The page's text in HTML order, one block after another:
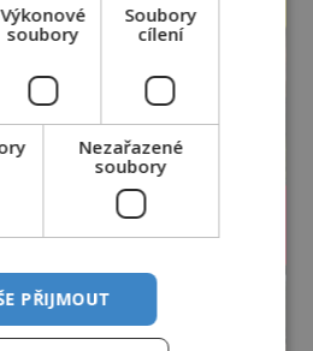
Výkonové
soubory
Soubory
cílení
Nezařazené
soubory
PŘIJMOUT